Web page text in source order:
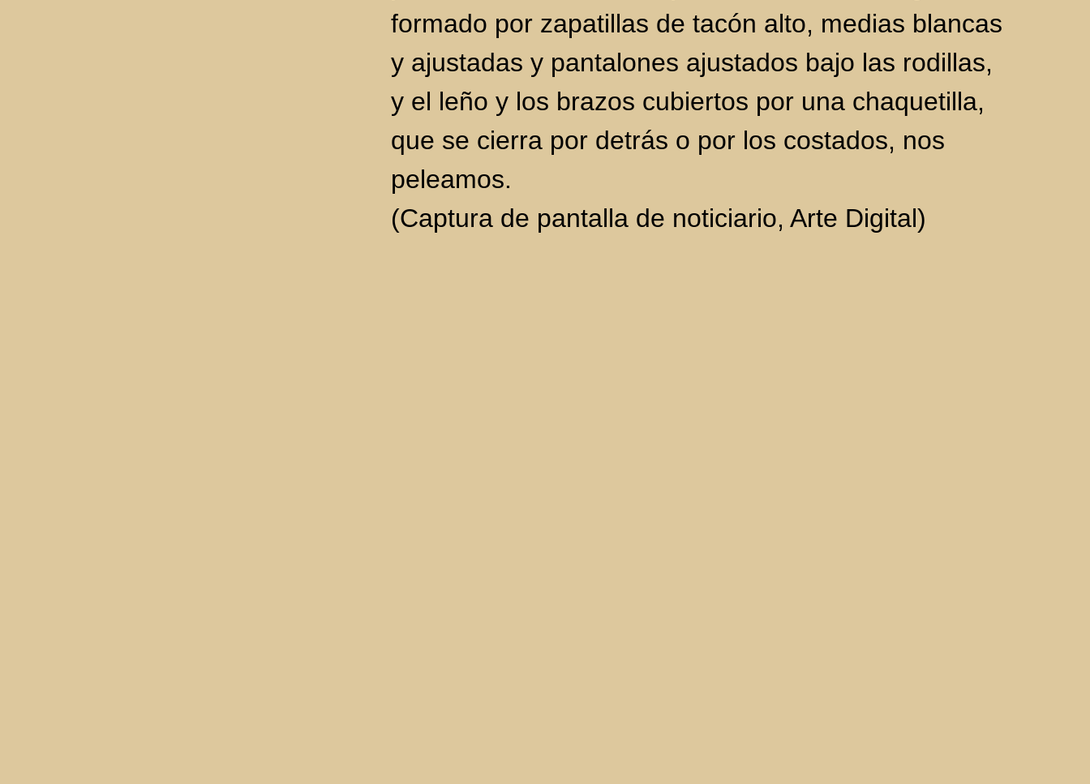
formado por zapatillas de tacón alto, medias blancas
y ajustadas y pantalones ajustados bajo las rodillas,
y el leño y los brazos cubiertos por una chaquetilla,
que se cierra por detrás o por los costados, nos
peleamos.
(Captura de pantalla de noticiario,Arte Digital)